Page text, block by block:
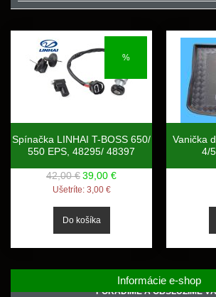
%
Spínačka LINHAI T-BOSS 650/
550 EPS, 48295/ 48397
42,00 €39,00 €
Ušetríte: 3,00 €
Vanička
4/
Informácie e-shop
PORADÍME A OBSLÚŽIME